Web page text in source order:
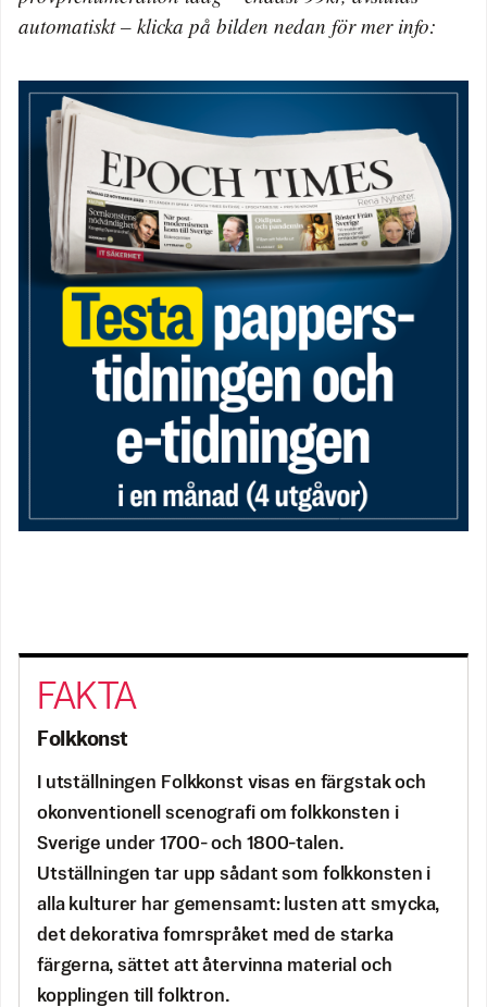
automatiskt – klicka på bilden nedan för mer info:
Folkkonst
I utställningen Folkkonst visas en färgstak och
okonventionell scenografi om folkkonsten i
Sverige under 1700- och 1800-talen.
Utställningen tar upp sådant som folkkonsten i
alla kulturer har gemensamt: lusten att smycka,
det dekorativa fomrspråket med de starka
färgerna, sättet att återvinna material och
kopplingen till folktron.